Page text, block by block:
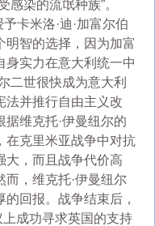
感染的流氓种族”。
卡米洛·迪·加富尔伯
明智的选择，因为加富
身实力在意大利统一中
二世很快成为意大利
法并推行自由主义改
维克托·伊曼纽尔的
在克里米亚战争中对抗
大，而且战争代价高
，维克托·伊曼纽尔
回报。战争结束后，
成功寻求英国的支持